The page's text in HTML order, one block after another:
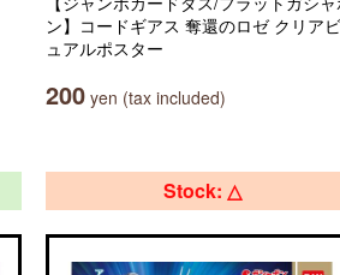
ン】コードギアス 奪還のロゼ クリア
ュアルポスター
200 yen (tax included)
Stock: △